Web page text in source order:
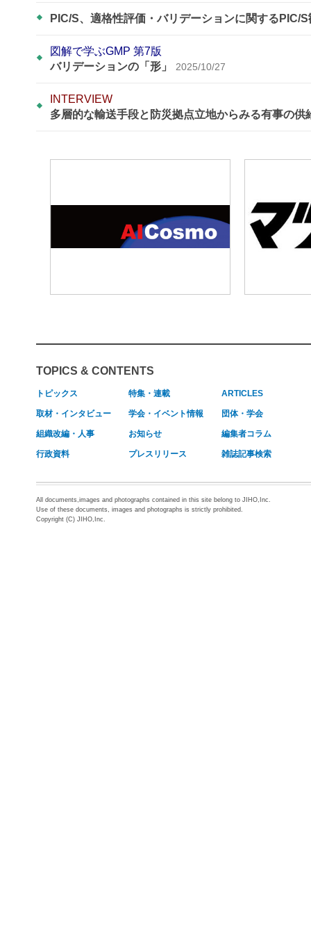
PIC/S、適格性評価・バリデーションに関するPIC/
図解で学ぶGMP 第7版
バリデーションの「形」
2025/10/27
INTERVIEW
多層的な輸送手段と防災拠点立地からみる有事の
TOPICS & CONTENTS
トピックス 特集・連載 ARTICLES
取材・インタビュー 学会・イベント情報 団体・学会
組織改編・人事 お知らせ 編集者コラム
行政資料 プレスリリース 雑誌記事検索
All documents,images and photographs contained in this site belong to JIHO,Inc.
Use of these documents, images and photographs is strictly prohibited.
Copyright (C) JIHO,Inc.